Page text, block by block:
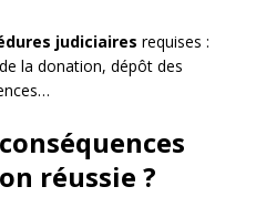
judiciaires requises :
la donation, dépôt des
réussie ?